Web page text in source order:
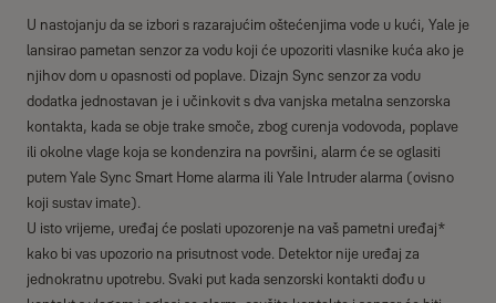
U nastojanju da se izbori s razarajućim oštećenjima vode u kući, Yale je
lansirao pametan senzor za vodu koji će upozoriti vlasnike kuća ako je
njihov dom u opasnosti od poplave. Dizajn Sync senzor za vodu
dodatka jednostavan je i učinkovit s dva vanjska metalna senzorska
kontakta, kada se obje trake smoče, zbog curenja vodovoda, poplave
ili okolne vlage koja se kondenzira na površini, alarm će se oglasiti
putem Yale Sync Smart Home alarma ili Yale Intruder alarma (ovisno
koji sustav imate).
U isto vrijeme, uređaj će poslati upozorenje na vaš pametni uređaj*
kako bi vas upozorio na prisutnost vode. Detektor nije uređaj za
jednokratnu upotrebu. Svaki put kada senzorski kontakti dođu u